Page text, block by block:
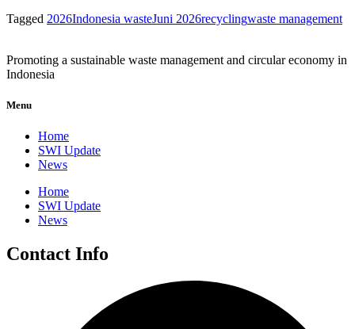
Tagged 2026Indonesia wasteJuni 2026recyclingwaste management
Promoting a sustainable waste management and circular economy in
Indonesia
Menu
Home
SWI Update
News
Home
SWI Update
News
Contact Info